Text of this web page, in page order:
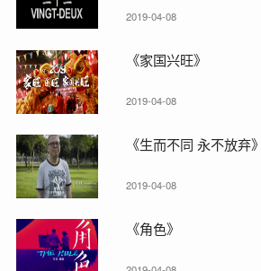
2019-04-08
《家国兴旺》
2019-04-08
《生而不同 永不放弃》
2019-04-08
《角色》